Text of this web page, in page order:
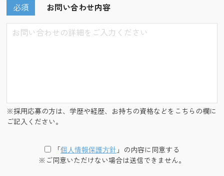
お問い合わせ内容
必須
※採用応募の方は、学歴や経歴、お持ちの資格などをこちらの欄に
ご記入ください。
「個⼈情報保護⽅針 」の内容に同意する
※ご同意いただけない場合は送信できません。